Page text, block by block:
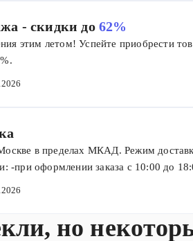
формы и нажмите кнопку «Оформить
Заполните 4 шага заявки. Готово! -С
- скидки до62%
этим летом! Успейте приобрести
в пределах МКАД. Режим
-при оформлении заказа с 10:00 до
с покупателем.
но